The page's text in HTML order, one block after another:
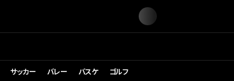
サッカー バレー バスケ
ゴルフ